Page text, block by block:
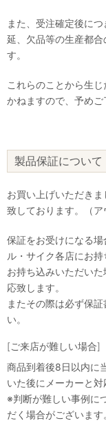
また、受注確定後に
延、欠品等の生産都
す。
これらのことから生
かねますので、予めご
製品保証について
お買い上げいただき
致しております。（ア
保証をお受けになる
ル・サイク各店にお持
お持ち込みいただい
応致します。
またその際は必ず保
い。
[ご来店が難しい場合]
商品到着後8日以内に
いた後にメーカーと対
※判断が難しい事例に
だく場合がございます